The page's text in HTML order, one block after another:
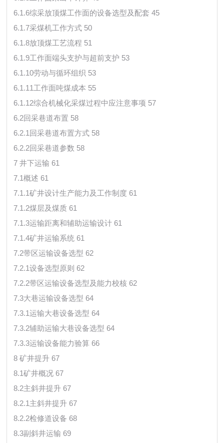
6.1.6综采放顶煤工作面的设备选型及配套 45
6.1.7采煤机工作方式 50
6.1.8放顶煤工艺流程 51
6.1.9工作面端头支护与超前支护 53
6.1.10劳动与循环组织 53
6.1.11工作面吨煤成本 55
6.1.12综合机械化采煤过程中应注意事项 57
6.2回采巷道布置 58
6.2.1回采巷道布置方式 58
6.2.2回采巷道参数 58
7 井下运输 61
7.1概述 61
7.1.1矿井设计生产能力及工作制度 61
7.1.2煤层及煤质 61
7.1.3运输距离和辅助运输设计 61
7.1.4矿井运输系统 61
7.2带区运输设备选型 62
7.2.1设备选型原则 62
7.2.2带区运输设备选型及能力校核 62
7.3大巷运输设备选型 64
7.3.1运输大巷设备选型 64
7.3.2辅助运输大巷设备选型 64
7.3.3运输设备能力验算 66
8 矿井提升 67
8.1矿井概况 67
8.2主斜井提升 67
8.2.1主斜井提升 67
8.2.2检修道设备 68
8.3副斜井运输 69